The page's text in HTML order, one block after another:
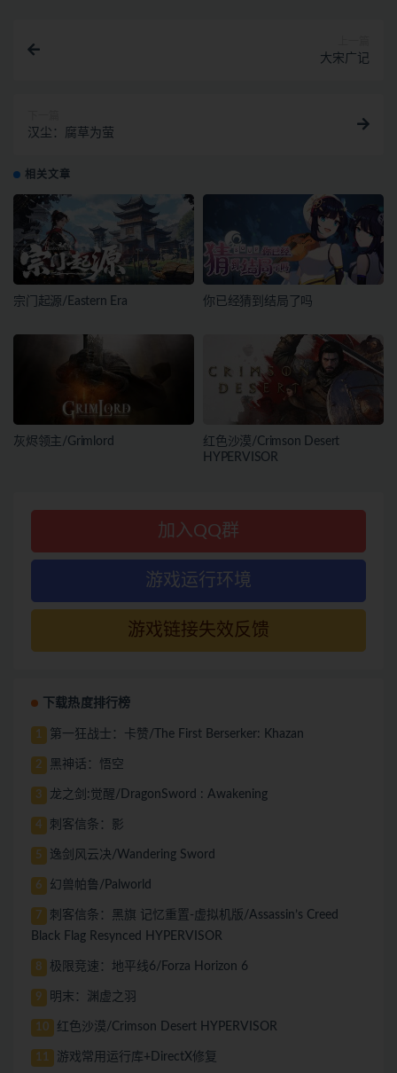
大宋广记
汉尘：腐草为萤
相关文章
宗门起源/Eastern Era 你已经猜到结局了吗
灰烬领主/Grimlord
红色沙漠/Crimson Desert
HYPERVISOR
加入QQ群
游戏运行环境
游戏链接失效反馈
下载热度排行榜
1 第一狂战士：卡赞/The First Berserker: Khazan
2 黑神话：悟空
3 龙之剑:觉醒/DragonSword : Awakening
4 刺客信条：影
5 逸剑风云决/Wandering Sword
6 幻兽帕鲁/Palworld
7
刺客信条：黑旗 记忆重置-虚拟机版/Assassin’s Creed
Black Flag Resynced HYPERVISOR
8 极限竞速：地平线6/Forza Horizon 6
9 明末：渊虚之羽
10 红色沙漠/Crimson Desert HYPERVISOR
11 游戏常用运行库+DirectX修复